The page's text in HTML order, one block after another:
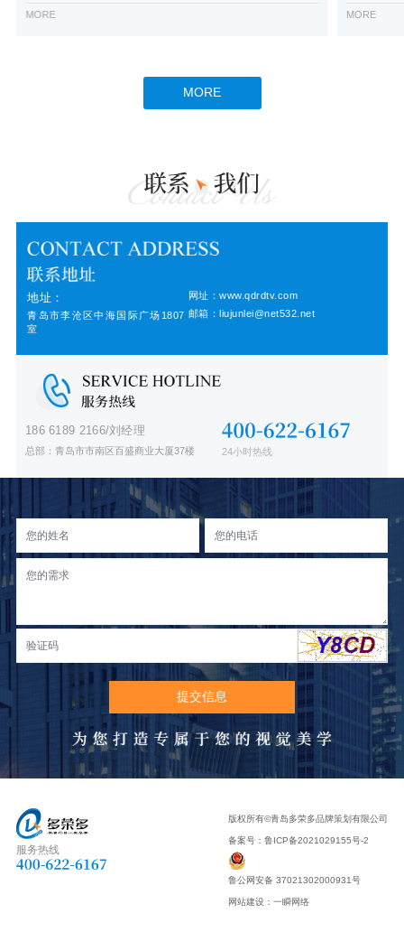
MORE MORE
MORE
地址：
青岛市李沧区中海国际广场1807
室
网址：www.qdrdtv.com
邮箱：liujunlei@net532.net
186 6189 2166/刘经理
总部：青岛市市南区百盛商业大厦37楼 24小时热线
服务热线
版权所有©青岛多荣多品牌策划有限公司
备案号：鲁ICP备2021029155号-2
鲁公网安备 37021302000931号
网站建设 ：一瞬网络